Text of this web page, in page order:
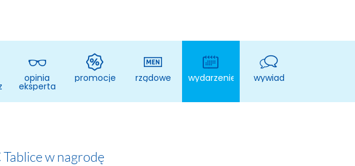
opinia
eksperta
promocje rządowe wydarzenie wywiad
w nagrodę